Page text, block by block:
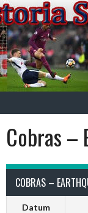
Springe
zum
Inhalt
Cobras –
COBRAS –
Datum